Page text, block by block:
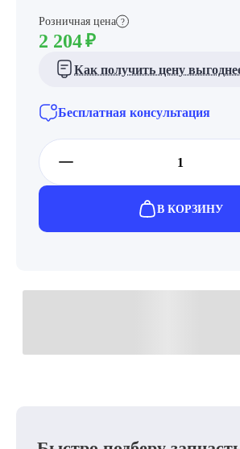
Розничная цена ?
2 204₽
Как получить цену
Бесплатная консультация
В КОРЗИНУ